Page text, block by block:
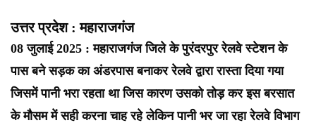
उत्तर प्रदेश : महाराजगंज
08 जुलाई 2025 : महाराजगंज जिले के पुरंदरपुर रेलवे स्टेशन के
पास बने सड़क का अंडरपास बनाकर रेलवे द्वारा रास्ता दिया गया
जिसमें पानी भरा रहता था जिस कारण उसको तोड़ कर इस बरसात
के मौसम में सही करना चाह रहे लेकिन पानी भर जा रहा रेलवे विभाग